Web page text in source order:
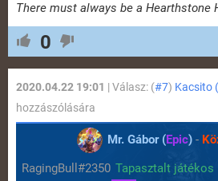
There must always be a Hearthstone
0
2020.04.22 19:01 | Válasz: (#7) Kacsito (
hozzászólására
Mr. Gábor (Epic) -
RagingBull#2350 Tapasztalt játékos